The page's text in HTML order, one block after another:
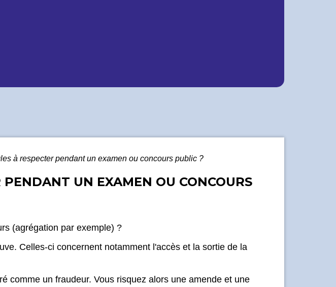
à respecter pendant un examen ou concours public ?
PENDANT UN EXAMEN OU CONCOURS
(agrégation par exemple) ?
Celles-ci concernent notamment l'accès et la sortie de la
comme un fraudeur. Vous risquez alors une amende et une